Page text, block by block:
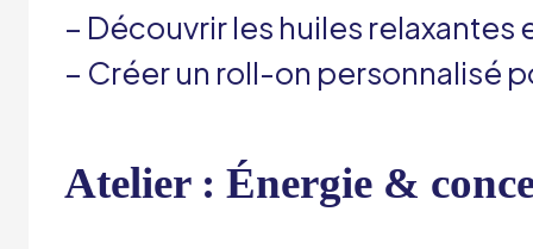
– Découvrir les huiles relaxantes
– Créer un roll-on personnalisé
Atelier : Énergie &